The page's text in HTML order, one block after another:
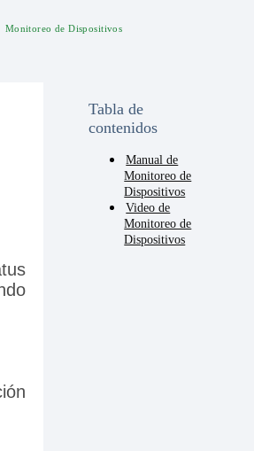
Monitoreo de Dispositivos
Tabla de
contenidos
Manual de
Monitoreo de
Dispositivos
Video de
Monitoreo de
Dispositivos